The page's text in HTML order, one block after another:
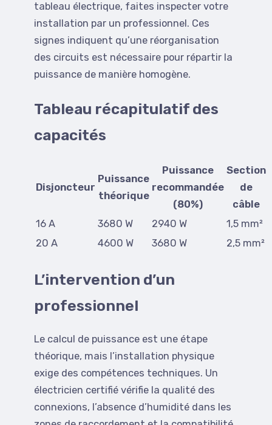
tableau électrique, faites inspecter votre
installation par un professionnel. Ces
signes indiquent qu’une réorganisation
des circuits est nécessaire pour répartir la
puissance de manière homogène.
Tableau récapitulatif des
capacités
Disjoncteur
Puissance
théorique
Puissance
recommandée
(80%)
Section
de
câble
16 A
3680 W 2940 W
1,5 mm²
20 A
4600 W 3680 W 2,5 mm²
L’intervention d’un
professionnel
Le calcul de puissance est une étape
théorique, mais l’installation physique
exige des compétences techniques. Un
électricien certifié vérifie la qualité des
connexions, l’absence d’humidité dans les